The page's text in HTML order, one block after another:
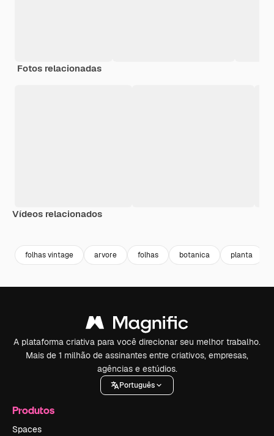
Fotos relacionadas
Vídeos relacionados
folhas vintage arvore folhas botanica planta
A plataforma criativa para você direcionar seu melhor trabalho.
Mais de 1 milhão de assinantes entre criativos, empresas,
agências e estúdios.
Português
Produtos
Spaces